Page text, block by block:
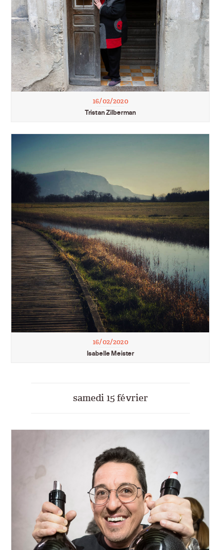
16/02/2020
Tristan Zilberman
16/02/2020
Isabelle Meister
samedi 15 février